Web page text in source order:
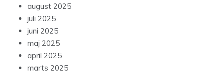
august 2025
juli 2025
juni 2025
maj 2025
april 2025
marts 2025